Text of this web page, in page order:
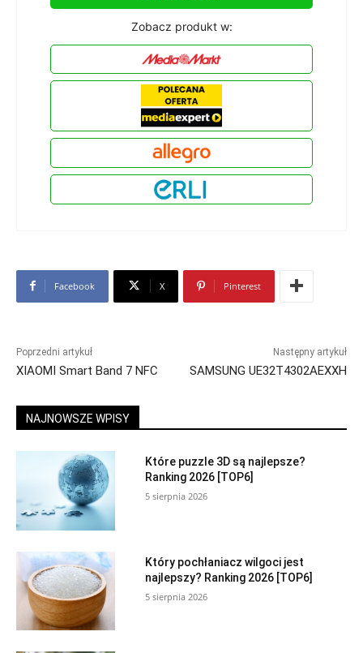
Zobacz produkt w:
Facebook X Pinterest
Poprzedni artykuł
XIAOMI Smart Band 7 NFC
Następny artykuł
SAMSUNG UE32T4302AEXXH
NAJNOWSZE WPISY
Które puzzle 3D są najlepsze?
Ranking 2026 [TOP6]
5 sierpnia 2026
Który pochłaniacz wilgoci jest
najlepszy? Ranking 2026 [TOP6]
5 sierpnia 2026